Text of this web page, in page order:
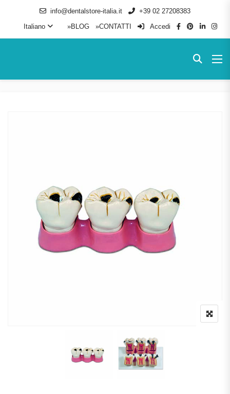
info@dentalstore-italia.it
+39 02 27208383
Italiano
»BLOG »CONTATTI Accedi